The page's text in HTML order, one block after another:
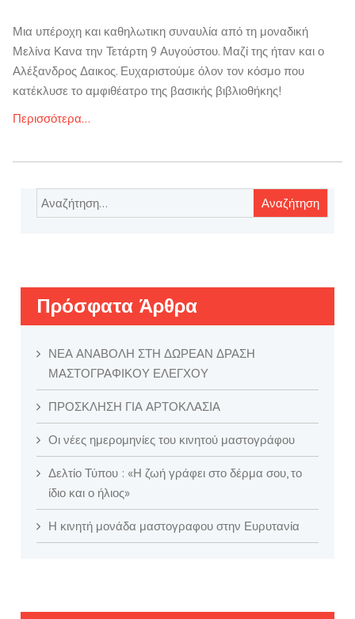
Μια υπέροχη και καθηλωτικη συναυλία από τη μοναδική
Μελίνα Κανα την Τετάρτη 9 Αυγούστου. Μαζί της ήταν και ο
Αλέξανδρος Δαικος. Ευχαριστούμε όλον τον κόσμο που
κατέκλυσε το αμφιθέατρο της βασικής βιβλιοθήκης!
Περισσότερα…
Αναζήτηση
για:
Πρόσφατα Άρθρα
ΝΕΑ ΑΝΑΒΟΛΗ ΣΤΗ ΔΩΡΕΑΝ ΔΡΑΣΗ
ΜΑΣΤΟΓΡΑΦΙΚΟΥ ΕΛΕΓΧΟΥ
ΠΡΟΣΚΛΗΣΗ ΓΙΑ ΑΡΤΟΚΛΑΣΙΑ
Οι νέες ημερομηνίες του κινητού μαστογράφου
Δελτίο Τύπου : «Η ζωή γράφει στο δέρμα σου, το
ίδιο και ο ήλιος»
Η κινητή μονάδα μαστογραφου στην Ευρυτανία